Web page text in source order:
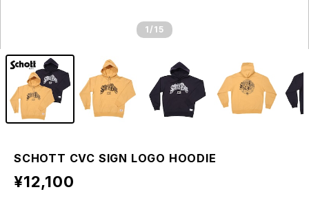
1 /15
SCHOTT CVC SIGN LOGO HOODIE
¥12,100